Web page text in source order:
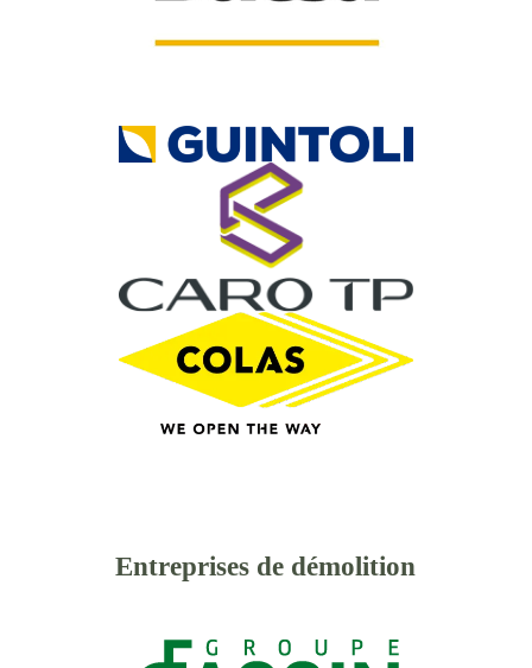
Entreprises de démolition